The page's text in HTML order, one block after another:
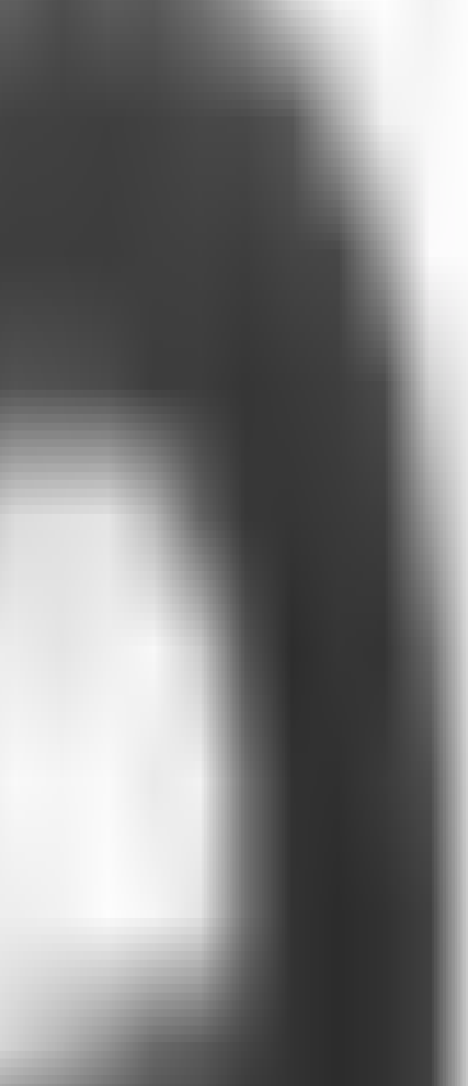
les coins des sites web, et des consommateurs qui ne cliquent
pourquoi les chatbots ont tant promis et si peu tenu.
en vie.
le bot là, en attendant des miracles. Que se passe-t-il en
exactes et insistent sur des réponses dénuées de sens,
de l'aide.
. Donner à
monde réel.
naturel, s'adapte à la façon dont les gens parlent et
produit ? Avec Attlas, il suffit de mettre à jour vos sources de
avec empathie, objectivité et contexte. Cela crée de la